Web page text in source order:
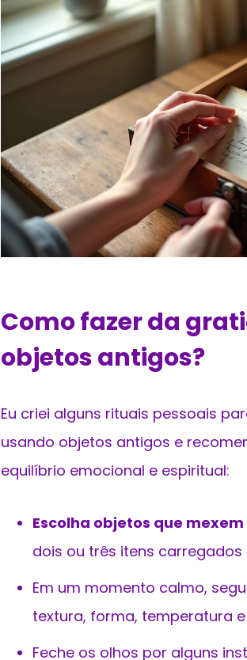
Como fazer da
objetos antigos?
Eu criei alguns rituais pessoais
usando objetos antigos e
equilíbrio emocional e espiritual:
Escolha objetos que
dois ou três itens carregados
Em um momento calmo,
textura, forma, temperatura
Feche os olhos por alguns